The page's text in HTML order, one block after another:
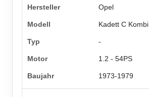
Opel
Kadett C Kombi
-
1.2 - 54PS
1973-1979